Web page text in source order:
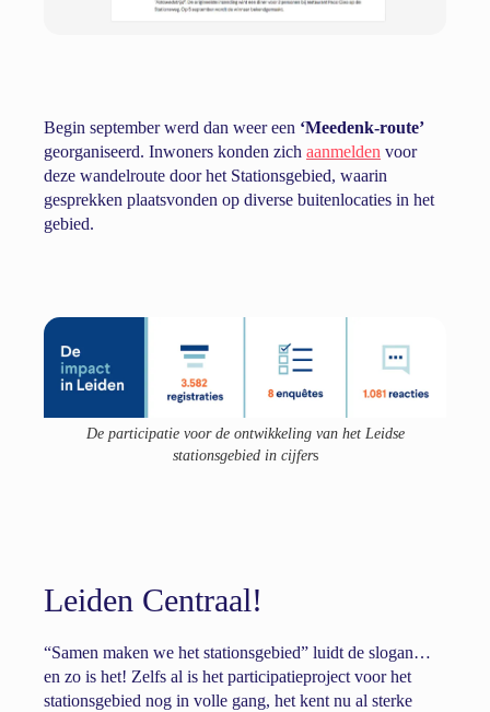
Begin september werd dan weer een ‘Meedenk-route’
georganiseerd. Inwoners konden zich aanmelden voor
deze wandelroute door het Stationsgebied, waarin
gesprekken plaatsvonden op diverse buitenlocaties in het
gebied.
De participatie voor de ontwikkeling van het Leidse
stationsgebied in cijfers
Leiden Centraal!
“Samen maken we het stationsgebied” luidt de slogan…
en zo is het! Zelfs al is het participatieproject voor het
stationsgebied nog in volle gang, het kent nu al sterke